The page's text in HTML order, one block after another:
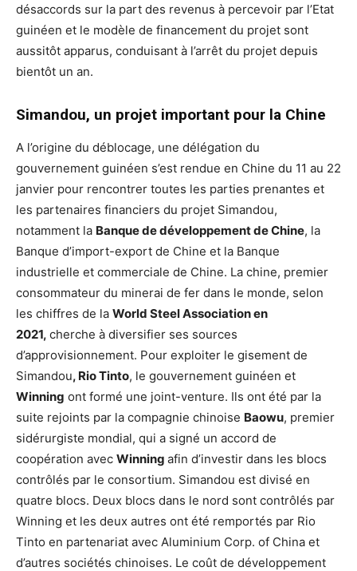
désaccords sur la part des revenus à percevoir par l’Etat
guinéen et le modèle de financement du projet sont
aussitôt apparus, conduisant à l’arrêt du projet depuis
bientôt un an.
Simandou, un projet important pour la Chine
A l’origine du déblocage, une délégation du
gouvernement guinéen s’est rendue en Chine du 11 au 22
janvier pour rencontrer toutes les parties prenantes et
les partenaires financiers du projet Simandou,
notamment la Banque de développement de Chine, la
Banque d’import-export de Chine et la Banque
industrielle et commerciale de Chine. La chine, premier
consommateur du minerai de fer dans le monde, selon
les chiffres de la World Steel Association en
2021, cherche à diversifier ses sources
d’approvisionnement. Pour exploiter le gisement de
Simandou, Rio Tinto, le gouvernement guinéen et
Winning ont formé une joint-venture. Ils ont été par la
suite rejoints par la compagnie chinoise Baowu, premier
sidérurgiste mondial, qui a signé un accord de
coopération avec Winning afin d’investir dans les blocs
contrôlés par le consortium. Simandou est divisé en
quatre blocs. Deux blocs dans le nord sont contrôlés par
Winning et les deux autres ont été remportés par Rio
Tinto en partenariat avec Aluminium Corp. of China et
d’autres sociétés chinoises. Le coût de développement